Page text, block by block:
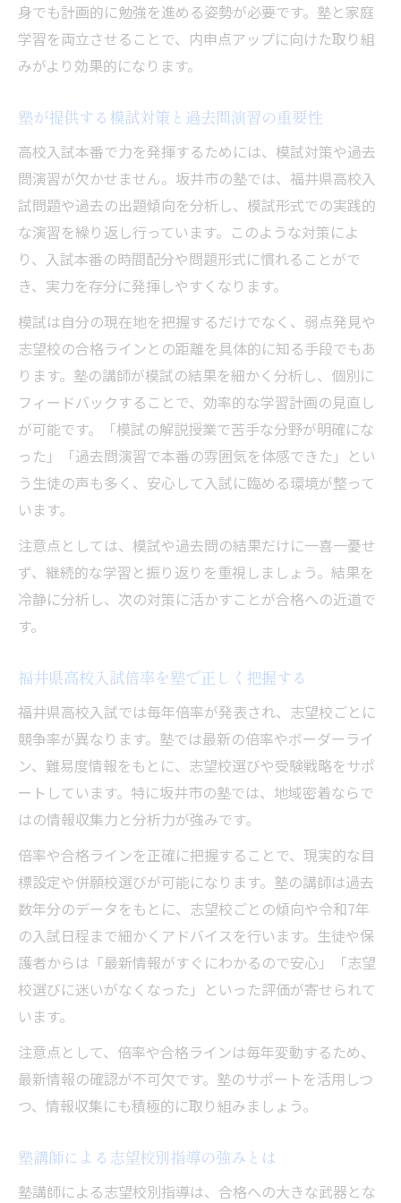
身でも計画的に勉強を進める姿勢が必要です。塾と家庭
学習を両立させることで、内申点アップに向けた取り組
みがより効果的になります。
塾が提供する模試対策と過去問演習の重要性
高校入試本番で力を発揮するためには、模試対策や過去
問演習が欠かせません。坂井市の塾では、福井県高校入
試問題や過去の出題傾向を分析し、模試形式での実践的
な演習を繰り返し行っています。このような対策によ
り、入試本番の時間配分や問題形式に慣れることがで
き、実力を存分に発揮しやすくなります。
模試は自分の現在地を把握するだけでなく、弱点発見や
志望校の合格ラインとの距離を具体的に知る手段でもあ
ります。塾の講師が模試の結果を細かく分析し、個別に
フィードバックすることで、効率的な学習計画の見直し
が可能です。「模試の解説授業で苦手な分野が明確にな
った」「過去問演習で本番の雰囲気を体感できた」とい
う生徒の声も多く、安心して入試に臨める環境が整って
います。
注意点としては、模試や過去問の結果だけに一喜一憂せ
ず、継続的な学習と振り返りを重視しましょう。結果を
冷静に分析し、次の対策に活かすことが合格への近道で
す。
福井県高校入試倍率を塾で正しく把握する
福井県高校入試では毎年倍率が発表され、志望校ごとに
競争率が異なります。塾では最新の倍率やボーダーライ
ン、難易度情報をもとに、志望校選びや受験戦略をサポ
ートしています。特に坂井市の塾では、地域密着ならで
はの情報収集力と分析力が強みです。
倍率や合格ラインを正確に把握することで、現実的な目
標設定や併願校選びが可能になります。塾の講師は過去
数年分のデータをもとに、志望校ごとの傾向や令和7年
の入試日程まで細かくアドバイスを行います。生徒や保
護者からは「最新情報がすぐにわかるので安心」「志望
校選びに迷いがなくなった」といった評価が寄せられて
います。
注意点として、倍率や合格ラインは毎年変動するため、
最新情報の確認が不可欠です。塾のサポートを活用しつ
つ、情報収集にも積極的に取り組みましょう。
塾講師による志望校別指導の強みとは
塾講師による志望校別指導は、合格への大きな武器とな